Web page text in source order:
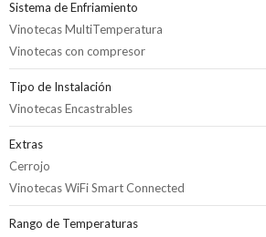
Sistema de Enfriamiento
Vinotecas MultiTemperatura
Vinotecas con compresor
Tipo de Instalación
Vinotecas Encastrables
Extras
Cerrojo
Vinotecas WiFi Smart Connected
Rango de Temperaturas